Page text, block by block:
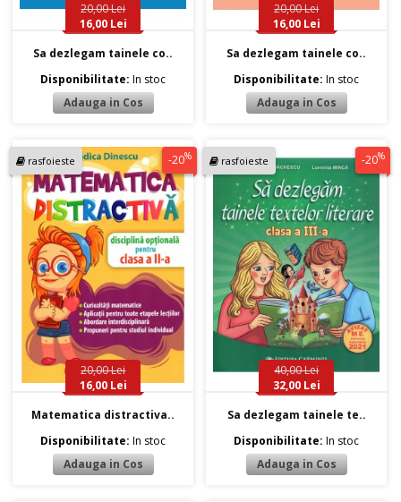
20,00 Lei
16,00 Lei
Sa dezlegam tainele co..
Disponibilitate:In stoc
20,00 Lei
16,00 Lei
Sa dezlegam tainele co..
Disponibilitate:In stoc
rasfoieste -20%
20,00 Lei
16,00 Lei
Matematica distractiva..
Disponibilitate:In stoc
rasfoieste -20%
40,00 Lei
32,00 Lei
Sa dezlegam tainele te..
Disponibilitate:In stoc